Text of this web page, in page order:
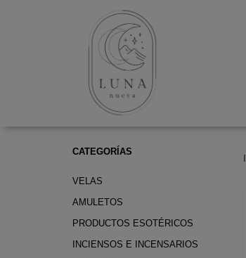
CATEGORÍAS
VELAS
AMULETOS
PRODUCTOS ESOTÉRICOS
INCIENSOS E INCENSARIOS